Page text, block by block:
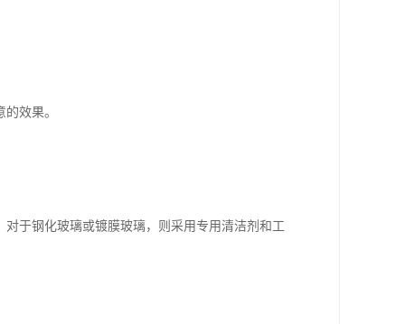
效果。
于钢化玻璃或镀膜玻璃，则采用专用清洁剂和工